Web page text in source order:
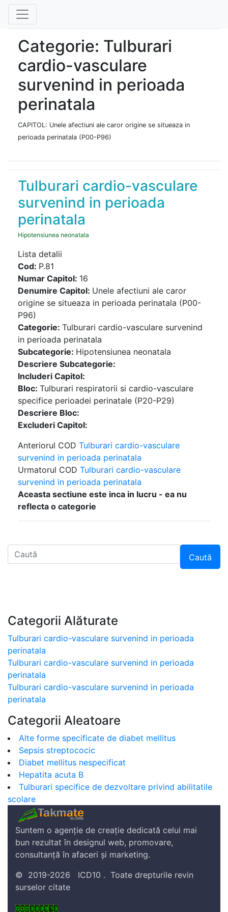
Categorie: Tulburari
cardio-vasculare
survenind in perioada
perinatala
CAPITOL: Unele afectiuni ale caror origine se situeaza in
perioada perinatala (P00-P96)
Tulburari cardio-vasculare
survenind in perioada
perinatala
Hipotensiunea neonatala
Lista detalii
Cod: P.81
Numar Capitol: 16
Denumire Capitol: Unele afectiuni ale caror
origine se situeaza in perioada perinatala (P00-
P96)
Categorie: Tulburari cardio-vasculare survenind
in perioada perinatala
Subcategorie: Hipotensiunea neonatala
Descriere Subcategorie:
Includeri Capitol:
Bloc: Tulburari respiratorii si cardio-vasculare
specifice perioadei perinatale (P20-P29)
Descriere Bloc:
Excluderi Capitol:
Anteriorul COD Tulburari cardio-vasculare
survenind in perioada perinatala
Urmatorul COD Tulburari cardio-vasculare
survenind in perioada perinatala
Aceasta sectiune este inca in lucru - ea nu
reflecta o categorie
Caută
Categorii Alăturate
Tulburari cardio-vasculare survenind in perioada
perinatala
Tulburari cardio-vasculare survenind in perioada
perinatala
Tulburari cardio-vasculare survenind in perioada
perinatala
Categorii Aleatoare
Alte forme specificate de diabet mellitus
Sepsis streptococic
Diabet mellitus nespecificat
Hepatita acuta B
Tulburari specifice de dezvoltare privind abilitatile
scolare
Suntem o agenție de creație dedicată celui mai
bun rezultat în designul web, promovare,
consultanță în afaceri și marketing.
© 2019-2026 ICD10 . Toate drepturile revin
surselor citate